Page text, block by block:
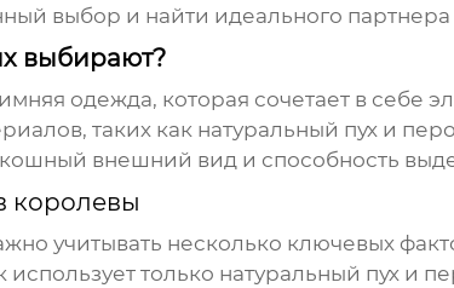
выбор и найти идеального
выбирают?
одежда, которая сочетает в себе
таких как натуральный пух и
внешний вид и способность
королевы
учитывать несколько ключевых
только натуральный пух и